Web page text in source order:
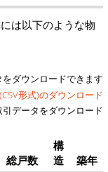
は以下のような物
ダウンロードできます
形式)のダウンロード
データをダウンロード
総戸数
構
造
築年